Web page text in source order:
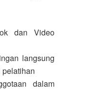
dan Video
langsung
dalam